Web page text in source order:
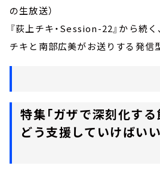
の生放送）
『荻上チキ・Session-22』から続
チキと南部広美がお送りする発信
特集「ガザで深刻化す
どう支援していけばいい